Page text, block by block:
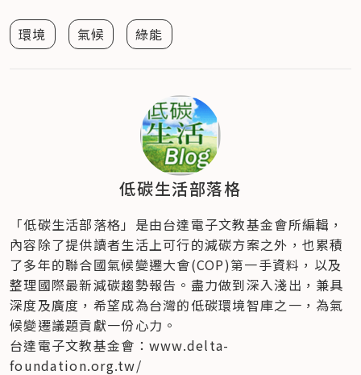
環境 氣候 綠能
低碳生活部落格
「低碳生活部落格」是由台達電子文教基金會所編輯，
內容除了提供讀者生活上可行的減碳方案之外，也累積
了多年的聯合國氣候變遷大會(COP)第一手資料，以及
整理國際最新減碳趨勢報告。盡力做到深入淺出，兼具
深度及廣度，希望成為台灣的低碳環境智庫之一，為氣
候變遷議題貢獻一份心力。
台達電子文教基金會：www.delta-
foundation.org.tw/